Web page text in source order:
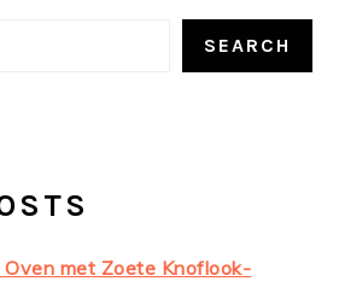
SEARCH
met Zoete Knoflook-